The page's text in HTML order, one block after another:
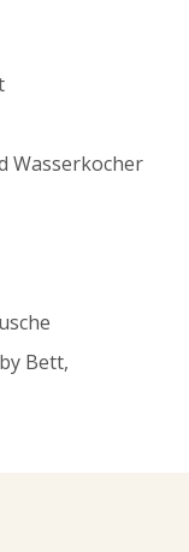
Wasserkocher
Bett,